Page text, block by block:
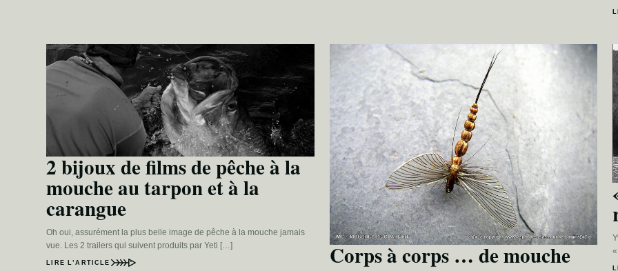
2 bijoux de films de pêche à la
mouche au tarpon et à la
carangue
Oh oui, assurément la plus belle image de pêche à la mouche jamais
vue. Les 2 trailers qui suivent produits par Yeti […]
LIRE L’ARTICLE Corps à corps … de mouche